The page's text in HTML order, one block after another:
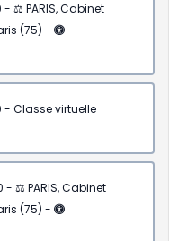
(75) -
le 09/10/26 de 09:00 à 17:00 - Classe virtuelle
(75) -